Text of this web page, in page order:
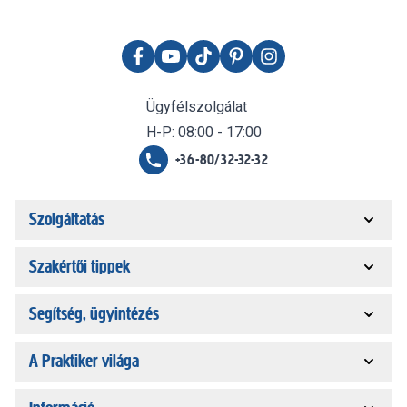
Ügyfélszolgálat
H-P: 08:00 - 17:00
+36-80/32-32-32
Szolgáltatás
Szakértői tippek
Segítség, ügyintézés
A Praktiker világa